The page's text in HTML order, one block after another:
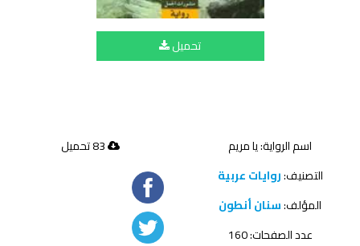
تحميل
اسم الرواية: يا مريم
التصنيف:روايات عربية
المؤلف:سنان أنطون
عدد الصفحات: 160